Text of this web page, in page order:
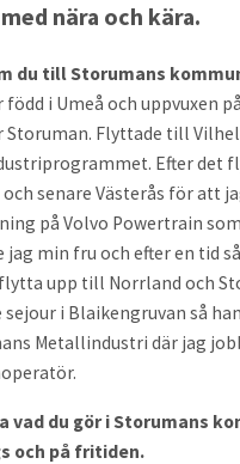
nära och kära.
du till Storumans
född i Umeå och uppvuxen
Flyttade till
Efter det
senare Västerås för att
på Volvo Powertrain
jag min fru och efter en tid
upp till Norrland och
i Blaikengruvan så
Metallindustri där jag
vad du gör i Storumans
och på fritiden.